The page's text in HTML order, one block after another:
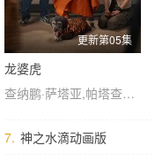
更新第05集
龙婆虎
查纳鹏·萨塔亚,帕塔查雅·平莎莫,维察亚蓬·亚姆萨德,Tide·Ekkapun·Bunluerit,Thanutsaluk·Hudson,Ndol·Knin
7. 神之水滴动画版